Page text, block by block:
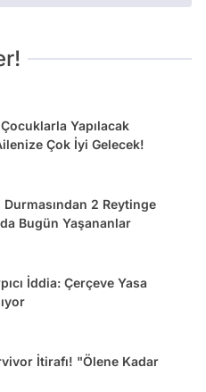
Yapılacak
Çok İyi Gelecek!
2 Reytinge
Bugün Yaşananlar
İddia: Çerçeve Yasa
İtirafı! "Ölene Kadar